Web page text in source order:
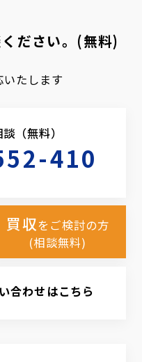
ださい。(無料)
たします
（無料）
410
買収をご検討の方
(相談無料)
合わせはこちら